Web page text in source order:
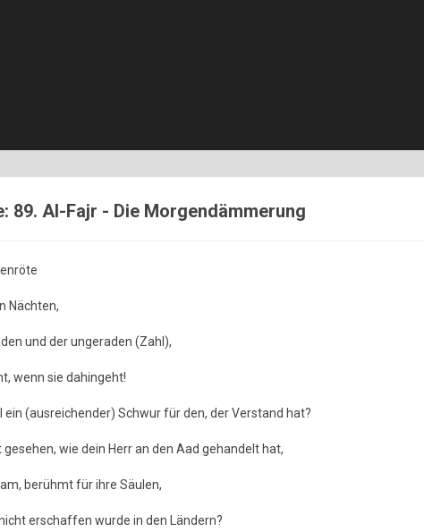
89. Al-Fajr - Die Morgendämmerung
Nächten,
und der ungeraden (Zahl),
wenn sie dahingeht!
ein (ausreichender) Schwur für den, der Verstand hat?
gesehen, wie dein Herr an den Aad gehandelt hat,
berühmt für ihre Säulen,
erschaffen wurde in den Ländern?